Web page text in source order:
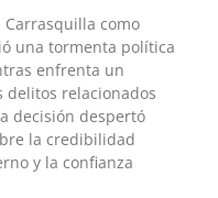
como
una tormenta política
enfrenta un
delitos relacionados
decisión despertó
la credibilidad
y la confianza